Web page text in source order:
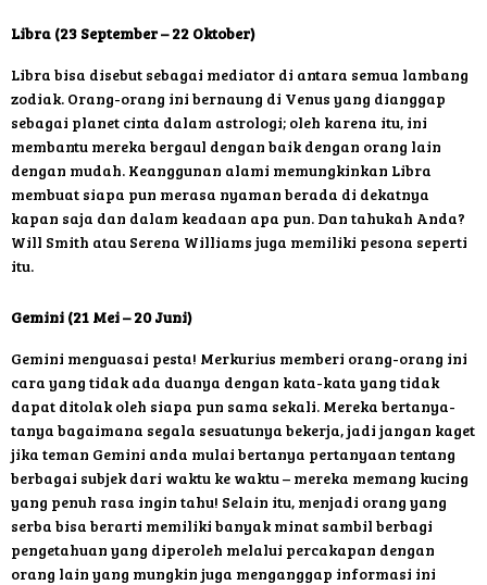
Libra (23 September – 22 Oktober)
Libra bisa disebut sebagai mediator di antara semua lambang
zodiak. Orang-orang ini bernaung di Venus yang dianggap
sebagai planet cinta dalam astrologi; oleh karena itu, ini
membantu mereka bergaul dengan baik dengan orang lain
dengan mudah. Keanggunan alami memungkinkan Libra
membuat siapa pun merasa nyaman berada di dekatnya
kapan saja dan dalam keadaan apa pun. Dan tahukah Anda?
Will Smith atau Serena Williams juga memiliki pesona seperti
itu.
Gemini (21 Mei – 20 Juni)
Gemini menguasai pesta! Merkurius memberi orang-orang ini
cara yang tidak ada duanya dengan kata-kata yang tidak
dapat ditolak oleh siapa pun sama sekali. Mereka bertanya-
tanya bagaimana segala sesuatunya bekerja, jadi jangan kaget
jika teman Gemini anda mulai bertanya pertanyaan tentang
berbagai subjek dari waktu ke waktu – mereka memang kucing
yang penuh rasa ingin tahu! Selain itu, menjadi orang yang
serba bisa berarti memiliki banyak minat sambil berbagi
pengetahuan yang diperoleh melalui percakapan dengan
orang lain yang mungkin juga menganggap informasi ini